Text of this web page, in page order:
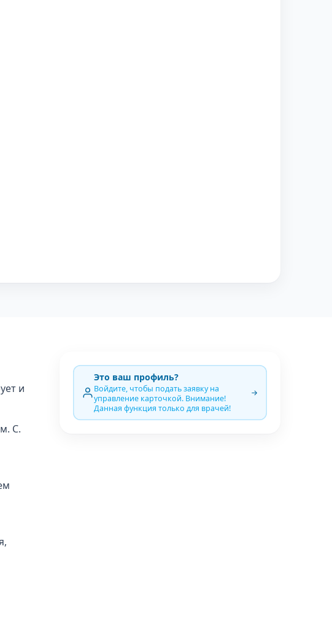
и
С.
Это ваш профиль?
Войдите, чтобы подать заявку на
управление карточкой. Внимание!
Данная функция только для врачей!